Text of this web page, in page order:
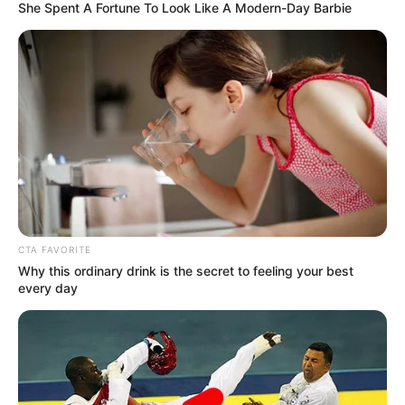
"La suspensión de los
servicios en la
permanente Central es
responsabilidad del
contratista": Daniel Soto
CARGAR MÁS
TEMAS DESTACADOS
EMERGENCIAS POR LLUVIAS
FUERTES LLUVIAS
VIA AL LLANO
LIGA BETPLAY
METRO DE MEDELLÍN
CORTES DE LUZ
CORTES DE AGUA
FENÓMENO DEL NIÑO
She Spent A Fortune To Look Like A Modern-Day Barbie
CTA FAVORITE
Why this ordinary drink is the secret to feeling your best
every day